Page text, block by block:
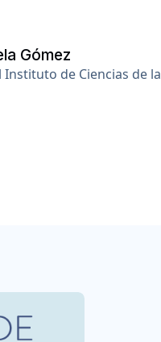
Gómez
de Ciencias de la